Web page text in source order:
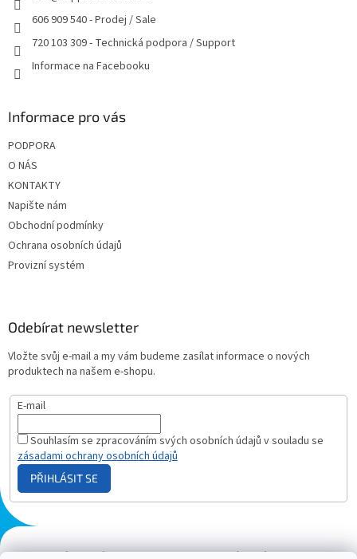
606 909 540 - Prodej / Sale
720 103 309 - Technická podpora / Support
Informace na Facebooku
Informace pro vás
PODPORA
O NÁS
KONTAKTY
Napište nám
Obchodní podmínky
Ochrana osobních údajů
Provizní systém
Odebírat newsletter
Vložte svůj e-mail a my vám budeme zasílat informace o nových
produktech na našem e-shopu.
E-mail
Souhlasím se zpracováním svých osobních údajů v souladu se
zásadami ochrany osobních údajů
PŘIHLÁSIT SE